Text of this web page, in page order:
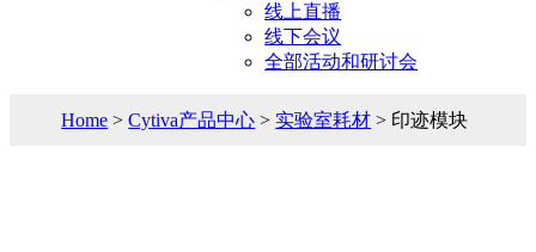
线上直播
线下会议
全部活动和研讨会
Home >Cytiva产品中心 > 实验室耗材 > 印迹模块